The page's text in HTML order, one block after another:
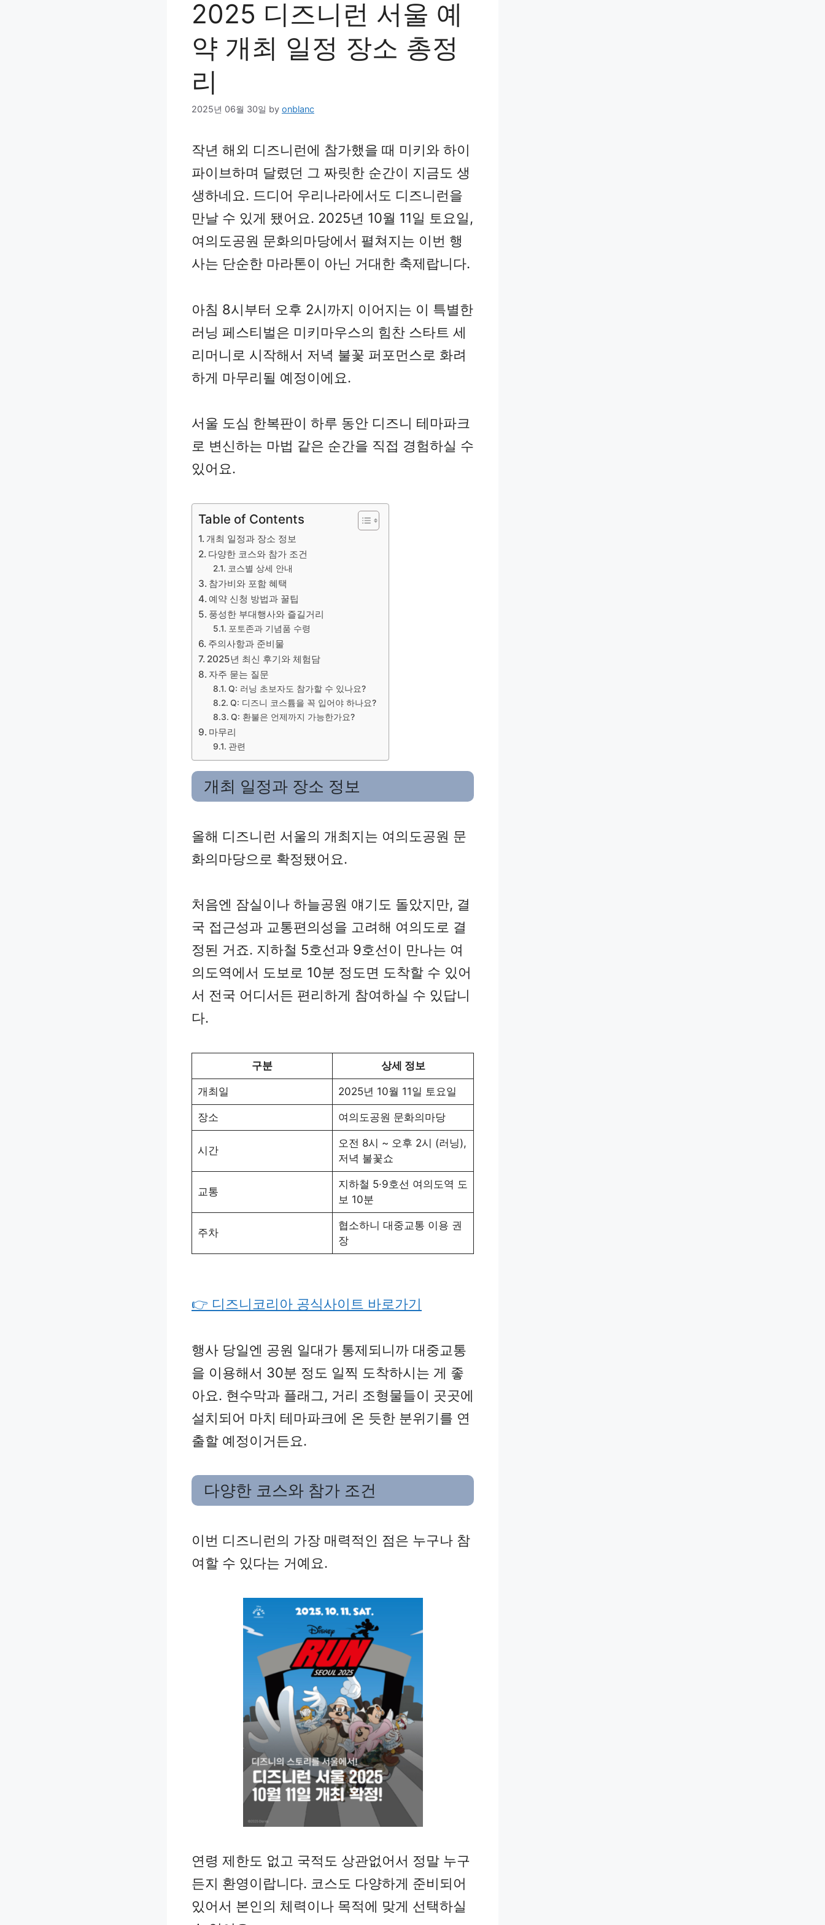
2025 디즈니런 서울 예
약 개최 일정 장소 총정
리
2025년 06월 30일 by onblanc
작년 해외 디즈니런에 참가했을 때 미키와 하이
파이브하며 달렸던 그 짜릿한 순간이 지금도 생
생하네요. 드디어 우리나라에서도 디즈니런을
만날 수 있게 됐어요. 2025년 10월 11일 토요일,
여의도공원 문화의마당에서 펼쳐지는 이번 행
사는 단순한 마라톤이 아닌 거대한 축제랍니다.
아침 8시부터 오후 2시까지 이어지는 이 특별한
러닝 페스티벌은 미키마우스의 힘찬 스타트 세
리머니로 시작해서 저녁 불꽃 퍼포먼스로 화려
하게 마무리될 예정이에요.
서울 도심 한복판이 하루 동안 디즈니 테마파크
로 변신하는 마법 같은 순간을 직접 경험하실 수
있어요.
Table of Contents
개최 일정과 장소 정보
다양한 코스와 참가 조건
코스별 상세 안내
참가비와 포함 혜택
예약 신청 방법과 꿀팁
풍성한 부대행사와 즐길거리
포토존과 기념품 수령
주의사항과 준비물
2025년 최신 후기와 체험담
자주 묻는 질문
Q: 러닝 초보자도 참가할 수 있나요?
Q: 디즈니 코스튬을 꼭 입어야 하나요?
Q: 환불은 언제까지 가능한가요?
마무리
관련
개최 일정과 장소 정보
올해 디즈니런 서울의 개최지는 여의도공원 문
화의마당으로 확정됐어요.
처음엔 잠실이나 하늘공원 얘기도 돌았지만, 결
국 접근성과 교통편의성을 고려해 여의도로 결
정된 거죠. 지하철 5호선과 9호선이 만나는 여
의도역에서 도보로 10분 정도면 도착할 수 있어
서 전국 어디서든 편리하게 참여하실 수 있답니
다.
구분 상세 정보
개최일 2025년 10월 11일 토요일
장소 여의도공원 문화의마당
시간
오전 8시 ~ 오후 2시 (러닝),
저녁 불꽃쇼
교통
지하철 5·9호선 여의도역 도
보 10분
주차
협소하니 대중교통 이용 권
장
👉 디즈니코리아 공식사이트 바로가기
행사 당일엔 공원 일대가 통제되니까 대중교통
을 이용해서 30분 정도 일찍 도착하시는 게 좋
아요. 현수막과 플래그, 거리 조형물들이 곳곳에
설치되어 마치 테마파크에 온 듯한 분위기를 연
출할 예정이거든요.
다양한 코스와 참가 조건
이번 디즈니런의 가장 매력적인 점은 누구나 참
여할 수 있다는 거예요.
연령 제한도 없고 국적도 상관없어서 정말 누구
든지 환영이랍니다. 코스도 다양하게 준비되어
있어서 본인의 체력이나 목적에 맞게 선택하실